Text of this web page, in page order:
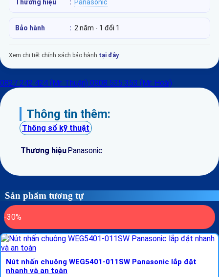
Thương hiệu : Panasonic
Bảo hành : 2 năm - 1 đổi 1
Xem chi tiết chính sách bảo hành tại đây.
0827 242 424 (Mr. Thuận) 0908 535 353 (Mr. Hoài)
Thông tin thêm:
Thông số kỹ thuật
Thương hiệuPanasonic
Sản phẩm tương tự
-30%
Nút nhấn chuông WEG5401-011SW Panasonic lắp đặt
nhanh và an toàn